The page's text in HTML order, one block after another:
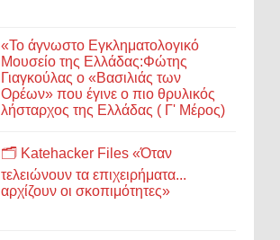
«Το άγνωστο Εγκληματολογικό
Μουσείο της Ελλάδας:Φώτης
Γιαγκούλας ο «Βασιλιάς των
Ορέων» που έγινε ο πιο θρυλικός
λήσταρχος της Ελλάδας ( Γ' Μέρος)
🗂️ Katehacker Files «Όταν
τελειώνουν τα επιχειρήματα...
αρχίζουν οι σκοπιμότητες»